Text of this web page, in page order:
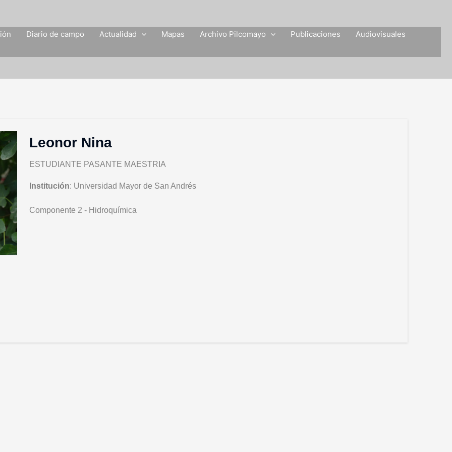
Diario de campo Actualidad Mapas Archivo Pilcomayo Publicaciones
Audiovisuales
Leonor Nina
ESTUDIANTE PASANTE MAESTRIA
Institución: Universidad Mayor de San Andrés
Componente 2 - Hidroquímica